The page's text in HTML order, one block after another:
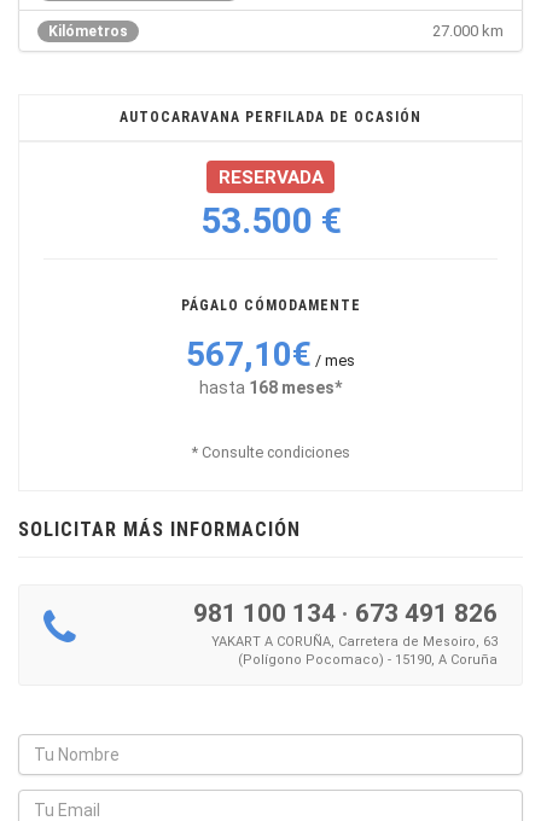
Kilómetros 27.000 km
AUTOCARAVANA PERFILADA DE OCASIÓN
RESERVADA
53.500 €
PÁGALO CÓMODAMENTE
567,10€ / mes
hasta 168 meses*
* Consulte condiciones
SOLICITAR MÁS INFORMACIÓN
981 100 134 · 673 491 826
YAKART A CORUÑA, Carretera de Mesoiro, 63
(Polígono Pocomaco) - 15190, A Coruña